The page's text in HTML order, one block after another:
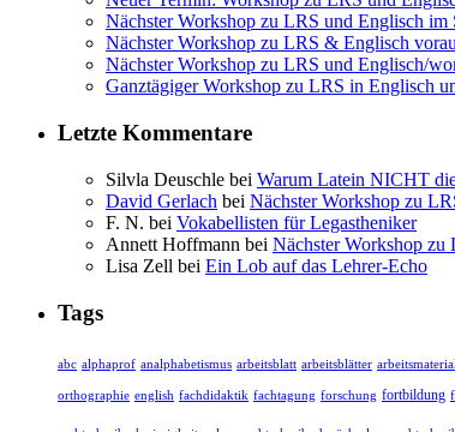
Nächster Workshop zu LRS und Englisch im
Nächster Workshop zu LRS & Englisch
Nächster Workshop zu LRS und Englisch/
Ganztägiger Workshop zu LRS in Englisch
Letzte Kommentare
Silvla Deuschle bei Warum Latein NICHT
David Gerlach bei Nächster Workshop zu
F. N. bei Vokabellisten für Legastheniker
Annett Hoffmann bei Nächster Workshop
Lisa Zell bei Ein Lob auf das Lehrer-Echo
Tags
abc alphaprof analphabetismus arbeitsblatt arbeitsblätter arbeitsmaterial
orthographie english fachdidaktik fachtagung forschung fortbildung